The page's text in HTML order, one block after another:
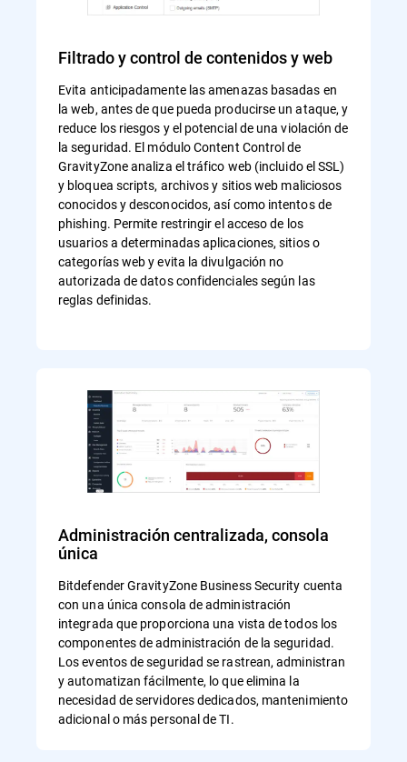
Filtrado y control de contenidos y web
Evita anticipadamente las amenazas basadas en
la web, antes de que pueda producirse un ataque, y
reduce los riesgos y el potencial de una violación de
la seguridad. El módulo Content Control de
GravityZone analiza el tráfico web (incluido el SSL)
y bloquea scripts, archivos y sitios web maliciosos
conocidos y desconocidos, así como intentos de
phishing. Permite restringir el acceso de los
usuarios a determinadas aplicaciones, sitios o
categorías web y evita la divulgación no
autorizada de datos confidenciales según las
reglas definidas.
Administración centralizada, consola
única
Bitdefender GravityZone Business Security cuenta
con una única consola de administración
integrada que proporciona una vista de todos los
componentes de administración de la seguridad.
Los eventos de seguridad se rastrean, administran
y automatizan fácilmente, lo que elimina la
necesidad de servidores dedicados, mantenimiento
adicional o más personal de TI.